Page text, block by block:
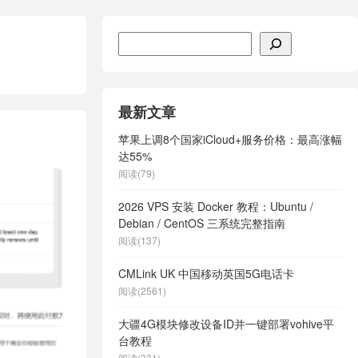
最新文章
苹果上调8个国家iCloud+服务价格：最高涨幅
达55%
阅读(79)
2026 VPS 安装 Docker 教程：Ubuntu /
Debian / CentOS 三系统完整指南
阅读(137)
CMLink UK 中国移动英国5G电话卡
阅读(2561)
大疆4G模块修改设备ID并一键部署vohive平
台教程